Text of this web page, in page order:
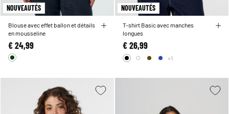
NOUVEAUTÉS
Blouse avec effet ballon et détails
en mousseline
€ 24,99
NOUVEAUTÉS
T-shirt Basic avec manches
longues
€ 26,99
+1